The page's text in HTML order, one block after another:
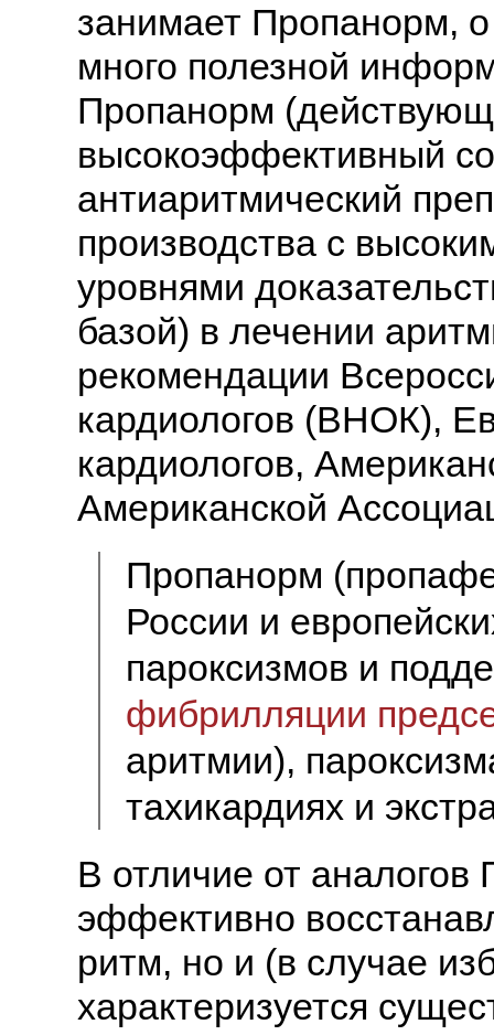
занимает Пропанорм,
много полезной
Пропанорм
высокоэффективный
антиаритмический
производства с
уровнями
базой) в лечении
рекомендации
кардиологов (ВНОК),
кардиологов,
Американской
Пропанорм
России и
пароксизмов и
фибрилляции
аритмии),
тахикардиях и
В отличие от
эффективно
ритм, но и (в случае
характеризуется